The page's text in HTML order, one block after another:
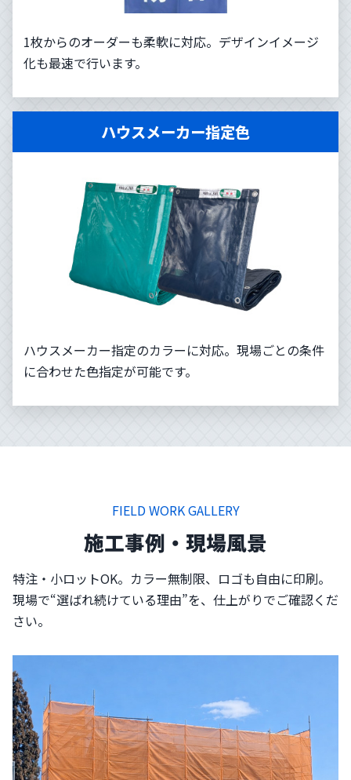
1枚からのオーダーも柔軟に対応。デザインイメージ
化も最速で行います。
ハウスメーカー指定色
ハウスメーカー指定のカラーに対応。現場ごとの条件
に合わせた色指定が可能です。
FIELD WORK GALLERY
施工事例・現場風景
特注・小ロットOK。カラー無制限、ロゴも自由に印刷。
現場で“選ばれ続けている理由”を、仕上がりでご確認くだ
さい。